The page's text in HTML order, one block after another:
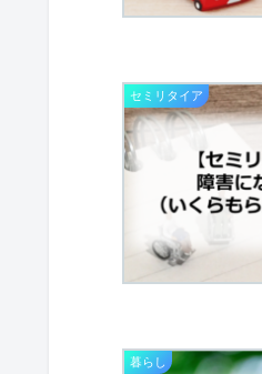
セミリタイア
暮らし